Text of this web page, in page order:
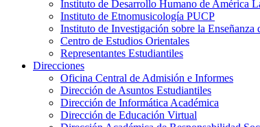
Instituto de Desarrollo Humano de América
Instituto de Etnomusicología PUCP
Instituto de Investigación sobre la
Centro de Estudios Orientales
Representantes Estudiantiles
Direcciones
Oficina Central de Admisión e Informes
Dirección de Asuntos Estudiantiles
Dirección de Informática Académica
Dirección de Educación Virtual